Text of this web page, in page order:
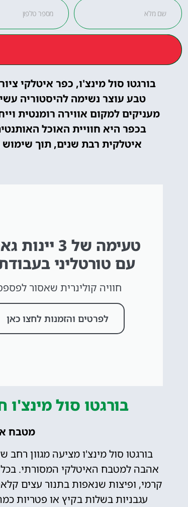
בורגטו סול מינצ'ו, כפר איטלקי
טבע עוצר נשימה להיסטוריה
מעניקים למקום אווירה רומנטית
בכפר היא חוויית האוכל
איטלקית רבת שנים, תוך
טעימה של 3
עם טורטליני
חוויה קולינרית שאסור
לפרטים והזמנות לחצו כאן
בורגטו סול מינצ'ו
מטבח
בורגטו סול מינצ'ו מציעה מגוון
אהבה למטבח האיטלקי המסורתי. בכל
קרמי, ופיצות שנאפות בתנור עצים
עגבניות בשלות בקיץ או פטריות